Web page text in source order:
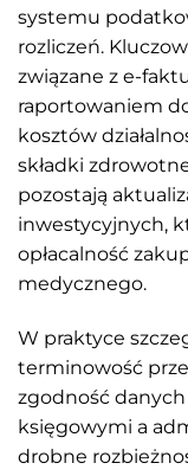
systemu
rozliczeń.
związane z e-
raportowaniem
kosztów
składki
pozostają
inwestycyjnych,
opłacalność
medycznego.
W praktyce
terminowość
zgodność
księgowymi a
drobne